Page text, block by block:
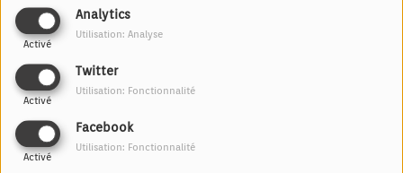
Analytics
Activé
Utilisation: Analyse
Twitter
Activé
Utilisation: Fonctionnalité
Facebook
Activé
Utilisation: Fonctionnalité
chansons pour finir en beauté
Avec; Jean-Pierre Albrecht / René Egles
Armand Geber /Isabelle Grussenmeyer
Robert-Franck Jacobi / Roland Engel
Brigitte Crenner / Groupe Goljan
Gilles Klopfenstein / Cynthia Colombo